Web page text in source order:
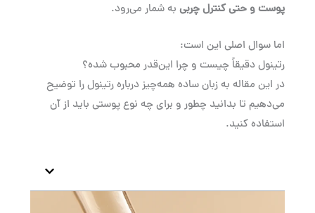
پوست و حتی کنترل چربی به شمار می‌رود.
اما سوال اصلی این است:
رتینول دقیقاً چیست و چرا این‌قدر محبوب شده؟
در این مقاله به زبان ساده همه‌چیز درباره رتینول را توضیح
می‌دهیم تا بدانید چطور و برای چه نوع پوستی باید از آن
استفاده کنید.